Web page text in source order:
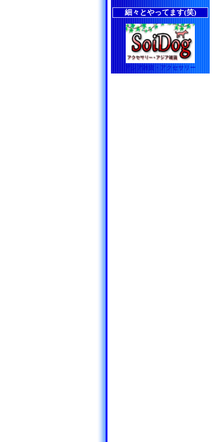
細々とやってます(笑)
アジア雑貨・アクセサリー